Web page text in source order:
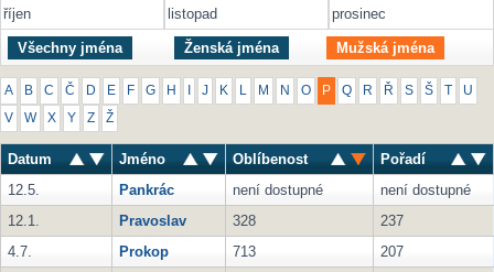
říjen
listopad prosinec
Všechny jména Ženská jména Mužská jména
A B C Č D E F G H J K M N O P Q R Ř S Š U
V W X Y Z Ž
Datum Jméno Oblíbenost
Pořadí
12.5.
Pankrác není dostupné
není dostupné
12.1.
Pravoslav 328
237
4.7.
Prokop 713
207